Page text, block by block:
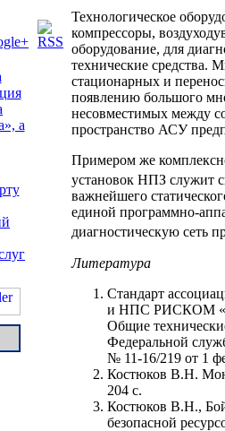
Технологическое
компрессоры,
оборудование, для
технические средства.
стационарных и
появлению большого
несовместимых между
пространство АСУ
Примером же
установок НПЗ
важнейшего
единой программно-
диагностическую сеть
Литература
Стандарт
и НПС РИСКОМ
Общие
Федеральной
№ 11-16/219 от 1
Костюков В.Н.
204 с.
Костюков В.Н.,
безопасной